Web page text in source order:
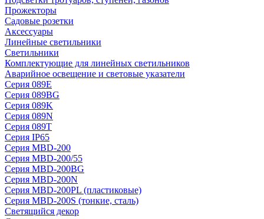
Прожекторы
Садовые розетки
Аксессуары
Линейные светильники
Светильники
Комплектующие для линейных светильников
Аварийное освещение и световые указатели
Серия 089E
Серия 089BG
Серия 089K
Серия 089N
Серия 089T
Серия IP65
Серия MBD-200
Серия MBD-200/55
Серия MBD-200BG
Серия MBD-200N
Серия MBD-200PL (пластиковые)
Серия MBD-200S (тонкие, сталь)
Светящийся декор